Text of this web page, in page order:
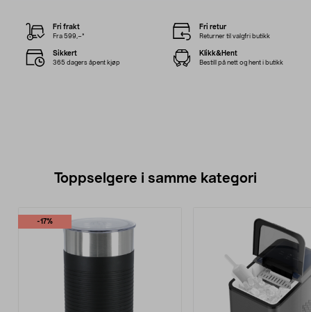
Fri frakt
Fra 599,–*
Fri retur
Returner til valgfri butikk
Sikkert
365 dagers åpent kjøp
Klikk&Hent
Bestill på nett og hent i butikk
Toppselgere i samme kategori
-17%